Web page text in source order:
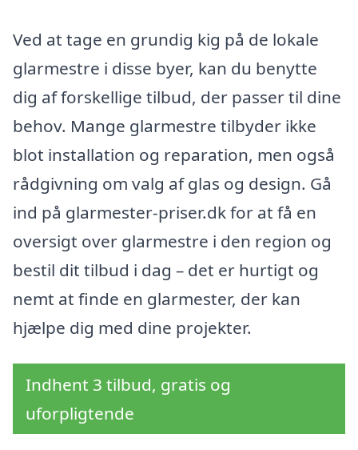
Ved at tage en grundig kig på de lokale
glarmestre i disse byer, kan du benytte
dig af forskellige tilbud, der passer til dine
behov. Mange glarmestre tilbyder ikke
blot installation og reparation, men også
rådgivning om valg af glas og design. Gå
ind på glarmester-priser.dk for at få en
oversigt over glarmestre i den region og
bestil dit tilbud i dag – det er hurtigt og
nemt at finde en glarmester, der kan
hjælpe dig med dine projekter.
Indhent 3 tilbud, gratis og
uforpligtende